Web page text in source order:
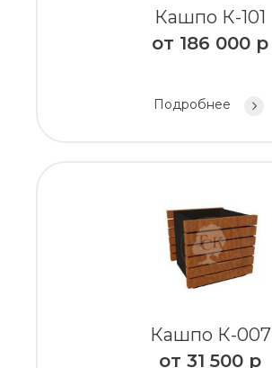
Кашпо К-101
от 186 000 р
Подробнее
Кашпо К-007
от 31 500 р